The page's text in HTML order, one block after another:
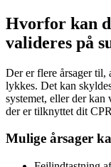
Hvorfor kan
valideres på
Der er flere årsager
lykkes. Det kan
systemet, eller der kan
der er tilknyttet dit
Mulige årsager